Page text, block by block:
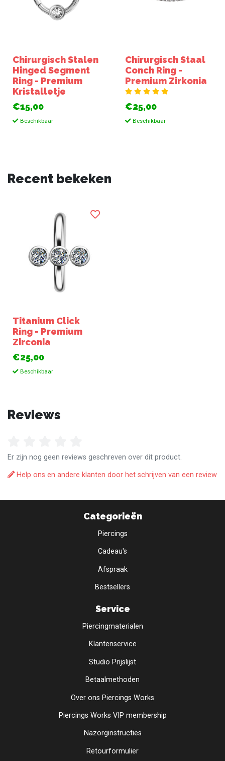
Chirurgisch Stalen
Hinged Segment
Ring - Premium
Kristalletje
€15,00
Beschikbaar
Chirurgisch Staal
Conch Ring -
Premium Zirkonia
€25,00
Beschikbaar
Recent bekeken
Titanium Click
Ring - Premium
Zirconia
€25,00
Beschikbaar
Reviews
Er zijn nog geen reviews geschreven over dit product.
Help ons en andere klanten door het schrijven van een review
Categorieën
Piercings
Cadeau's
Afspraak
Bestsellers
Service
Piercingmaterialen
Klantenservice
Studio Prijslijst
Betaalmethoden
Over ons Piercings Works
Piercings Works VIP membership
Nazorginstructies
Retourformulier